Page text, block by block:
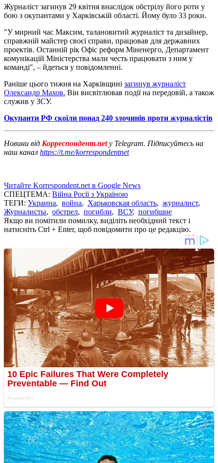
Журналіст загинув 29 квітня внаслідок обстрілу його роти у
бою з окупантами у Харківській області. Йому було 33 роки.
"У мирний час Максим, талановитий журналіст та дизайнер,
справжній майстер своєї справи, працював для державних
проектів. Останній рік Офіс реформ Міненерго, Департамент
комунікацій Міністерства мали честь працювати з ним у
команді", – йдеться у повідомленні.
Раніше цього тижня на Харківщині загинув журналіст
Олександр Махов. Він висвітлював події на передовій, а також
служив у ЗСУ.
Окупанти РФ скоїли понад 240 злочинів проти журналістів
Новини від Корреспондент.netу Telegram. Підписуйтесь на
наш канал https://t.me/korrespondentnet
Читайте Korrespondent.net в Google News
СПЕЦТЕМА: Війна Росії з Україною
ТЕГИ: Украина, война, Харьковская область, журналист,
Журналисты, обстрел, погибли, ВСУ, погибшие
Якщо ви помітили помилку, виділіть необхідний текст і
натисніть Ctrl + Enter, щоб повідомити про це редакцію.